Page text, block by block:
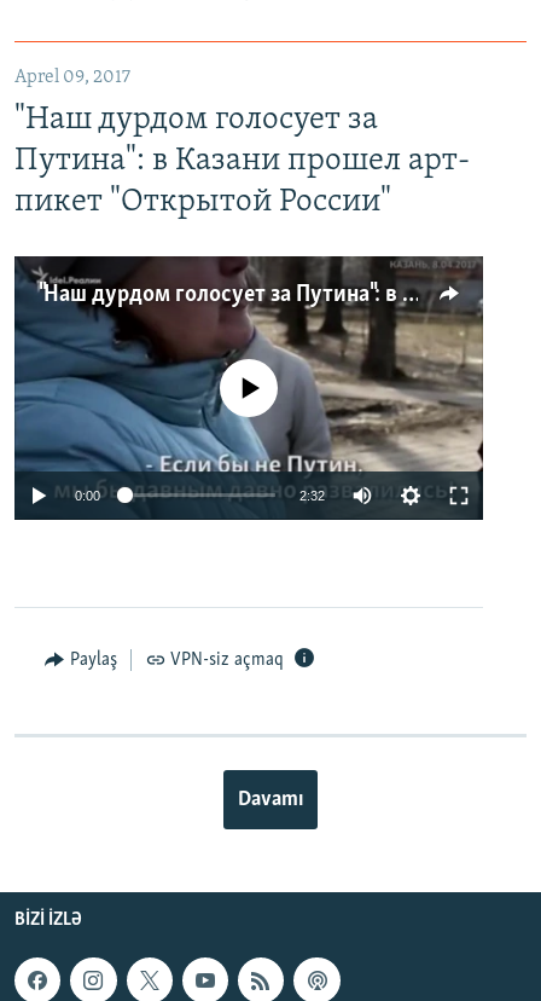
Aprel 09, 2017
"Наш дурдом голосует за
Путина": в Казани прошел арт-
пикет "Открытой России"
"Наш дурдом голосует за Путина": в Казани прошел арт-пикет "Открытой России"
No media source currently available
0:00 2:32
Paylaş VPN-siz açmaq
Davamı
BIZI IZLƏ